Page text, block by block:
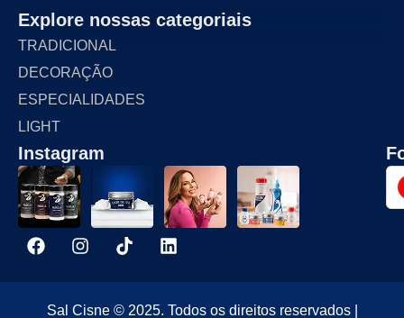
Explore nossas categoriais
TRADICIONAL
DECORAÇÃO
ESPECIALIDADES
LIGHT
Instagram
Sal Cisne © 2025. Todos os direitos reservados |